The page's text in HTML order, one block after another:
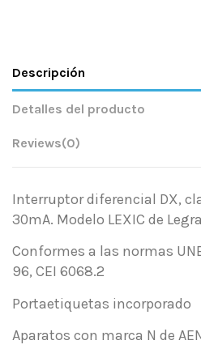
Descripción
Detalles del producto
Reviews(0)
Interruptor diferencial DX,
30mA. Modelo LEXIC de
Conformes a las normas
96, CEI 6068.2
Portaetiquetas incorporado
Aparatos con marca N de